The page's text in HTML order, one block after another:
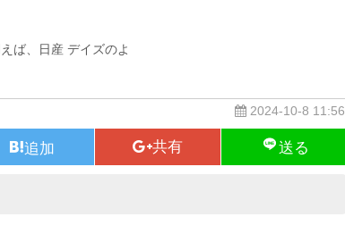
ば、日産 デイズのよ
2024-10-8 11:56
ズでも価格は違う